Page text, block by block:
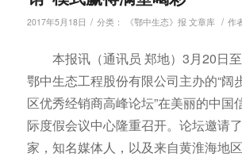
2017年5月18日 / 分类： 《鄂中生态》报 文章库 / 作
本报讯（通讯员 郑地）3月20日
鄂中生态工程股份有限公司主办的“阔
区优秀经销商高峰论坛”在美丽的中国
际度假会议中心隆重召开。论坛邀请
家，知名媒体人，以及来自黄淮海地